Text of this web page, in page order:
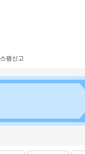
스팸신고